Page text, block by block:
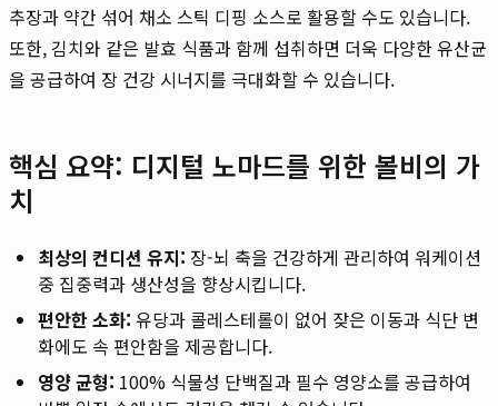
추장과 약간 섞어 채소 스틱 디핑 소스로 활용할 수도 있습니다.
또한, 김치와 같은 발효 식품과 함께 섭취하면 더욱 다양한 유산균
을 공급하여 장 건강 시너지를 극대화할 수 있습니다.
핵심 요약: 디지털 노마드를 위한 볼비의 가
치
최상의 컨디션 유지: 장-뇌 축을 건강하게 관리하여 워케이션
중 집중력과 생산성을 향상시킵니다.
편안한 소화: 유당과 콜레스테롤이 없어 잦은 이동과 식단 변
화에도 속 편안함을 제공합니다.
영양 균형: 100% 식물성 단백질과 필수 영양소를 공급하여